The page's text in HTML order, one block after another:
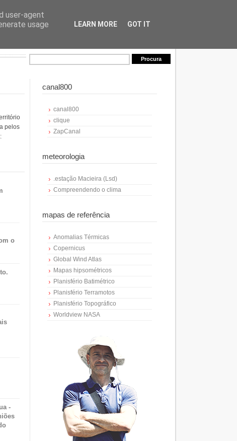
pelos
o
-
canal800
canal800
clique
ZapCanal
meteorologia
.estação Macieira (Lsd)
Compreendendo o clima
mapas de referência
Anomalias Térmicas
Copernicus
Global Wind Atlas
Mapas hipsométricos
Planisfério Batimétrico
Planisfério Terramotos
Planisfério Topográfico
Worldview NASA
user-agent
usage
LEARN MORE GOT IT